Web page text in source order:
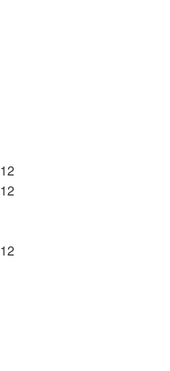
12
12
12